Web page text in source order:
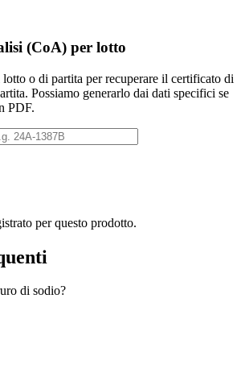
(CoA) per lotto
o di partita per recuperare il certificato di
Possiamo generarlo dai dati specifici se
PDF.
per questo prodotto.
di sodio?